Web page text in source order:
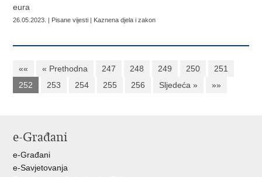
eura
26.05.2023. | Pisane vijesti | Kaznena djela i zakon
«« « Prethodna 247 248 249 250
251
252
253 254 255 256 Sljedeća » »»
e-Građani
e-Građani
e-Savjetovanja